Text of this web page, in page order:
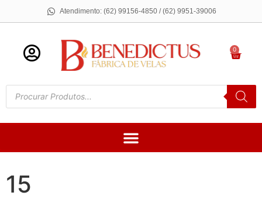
Atendimento: (62) 99156-4850 / (62) 9951-39006
0
15